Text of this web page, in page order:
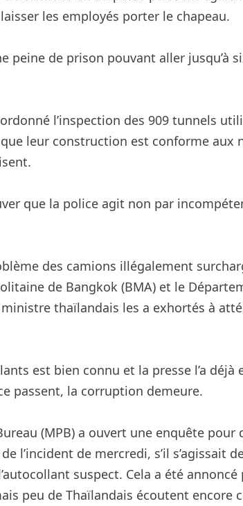
les employés porter le chapeau.
peine de prison pouvant aller jusqu’à
l’inspection des 909 tunnels
leur construction est conforme aux
que la police agit non par
des camions illégalement
de Bangkok (BMA) et le
thaïlandais les a exhortés à
est bien connu et la presse l’a déjà
passent, la corruption demeure.
(MPB) a ouvert une enquête
l’incident de mercredi, s’il s’agissait
suspect. Cela a été
peu de Thaïlandais écoutent encore